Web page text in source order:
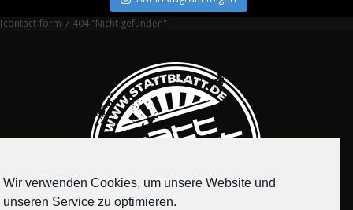
[contact-form-7 404 "Nicht gefunden"]
Wir verwenden Cookies, um unsere Website und
unseren Service zu optimieren.